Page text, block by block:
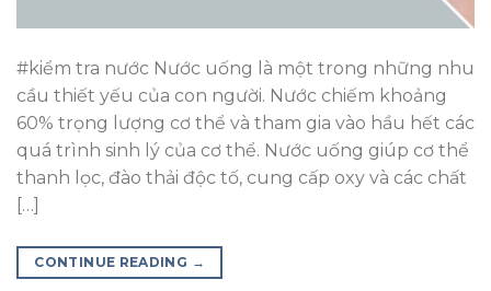
#kiểm tra nước Nước uống là một trong những nhu
cầu thiết yếu của con người. Nước chiếm khoảng
60% trọng lượng cơ thể và tham gia vào hầu hết các
quá trình sinh lý của cơ thể. Nước uống giúp cơ thể
thanh lọc, đào thải độc tố, cung cấp oxy và các chất
[…]
CONTINUE READING →